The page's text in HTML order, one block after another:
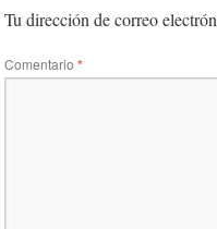
Tu dirección de correo
Comentario *